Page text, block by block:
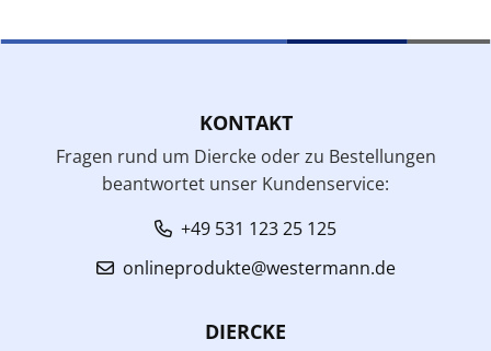
KONTAKT
Fragen rund um Diercke oder zu Bestellungen
beantwortet unser Kundenservice:
+49 531 123 25 125
onlineprodukte@westermann.de
DIERCKE